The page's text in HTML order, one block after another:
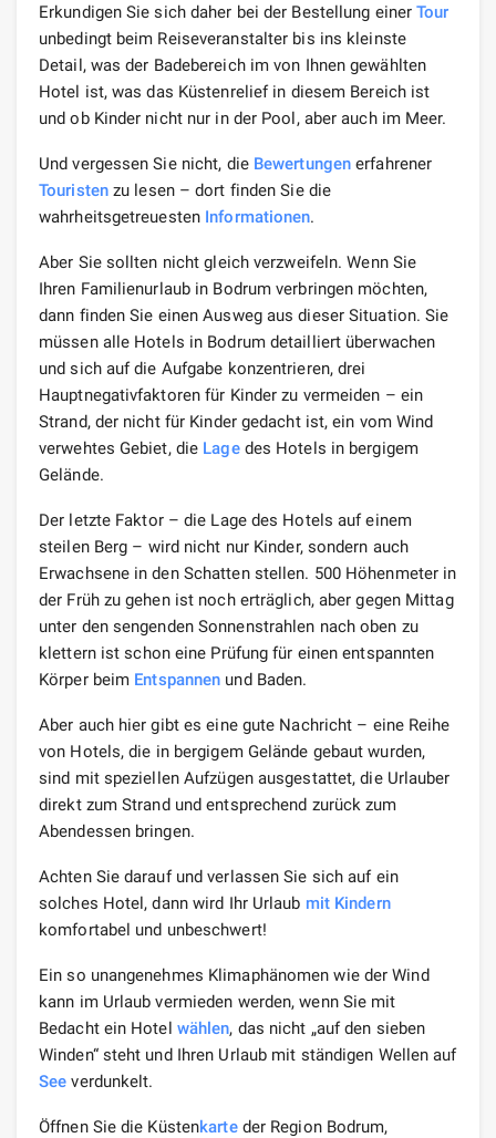
Erkundigen Sie sich daher bei der Bestellung einerTour
unbedingt beim Reiseveranstalter bis ins kleinste
Detail, was der Badebereich im von Ihnen gewählten
Hotel ist, was das Küstenrelief in diesem Bereich ist
und ob Kinder nicht nur in der Pool, aber auch im Meer.
Und vergessen Sie nicht, die Bewertungen erfahrener
Touristenzu lesen – dort finden Sie die
wahrheitsgetreuesten Informationen.
Aber Sie sollten nicht gleich verzweifeln. Wenn Sie
Ihren Familienurlaub in Bodrum verbringen möchten,
dann finden Sie einen Ausweg aus dieser Situation. Sie
müssen alle Hotels in Bodrum detailliert überwachen
und sich auf die Aufgabe konzentrieren, drei
Hauptnegativfaktoren für Kinder zu vermeiden – ein
Strand, der nicht für Kinder gedacht ist, ein vom Wind
verwehtes Gebiet, die Lagedes Hotels in bergigem
Gelände.
Der letzte Faktor – die Lage des Hotels auf einem
steilen Berg – wird nicht nur Kinder, sondern auch
Erwachsene in den Schatten stellen. 500 Höhenmeter in
der Früh zu gehen ist noch erträglich, aber gegen Mittag
unter den sengenden Sonnenstrahlen nach oben zu
klettern ist schon eine Prüfung für einen entspannten
Körper beim Entspannen und Baden.
Aber auch hier gibt es eine gute Nachricht – eine Reihe
von Hotels, die in bergigem Gelände gebaut wurden,
sind mit speziellen Aufzügen ausgestattet, die Urlauber
direkt zum Strand und entsprechend zurück zum
Abendessen bringen.
Achten Sie darauf und verlassen Sie sich auf ein
solches Hotel, dann wird Ihr Urlaub mit Kindern
komfortabel und unbeschwert!
Ein so unangenehmes Klimaphänomen wie der Wind
kann im Urlaub vermieden werden, wenn Sie mit
Bedacht ein Hotel wählen, das nicht „auf den sieben
Winden“ steht und Ihren Urlaub mit ständigen Wellen auf
See verdunkelt.
Öffnen Sie die Küstenkarteder Region Bodrum,